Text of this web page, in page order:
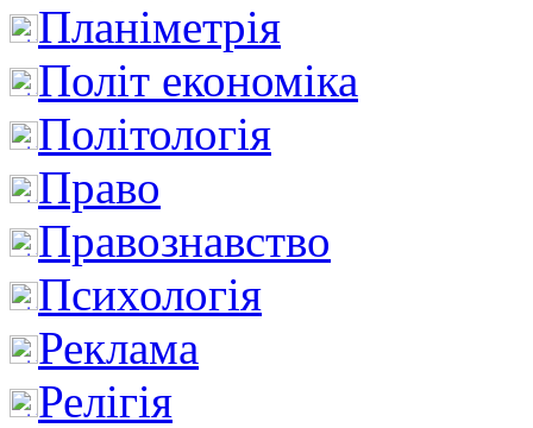
Планіметрія
Політ економіка
Політологія
Право
Правознавство
Психологія
Реклама
Релігія